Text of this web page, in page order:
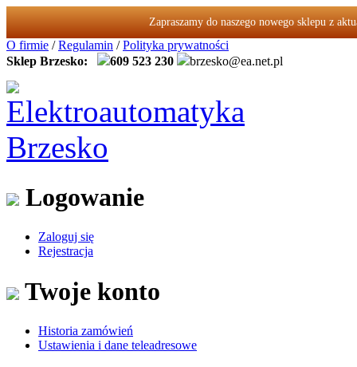
Zapraszamy do naszego nowego sklepu z
O firmie /Regulamin /Polityka prywatności
Sklep Brzesko:
609 523 230 brzesko@ea.net.pl
Logowanie
Zaloguj się
Rejestracja
Twoje konto
Historia zamówień
Ustawienia i dane teleadresowe